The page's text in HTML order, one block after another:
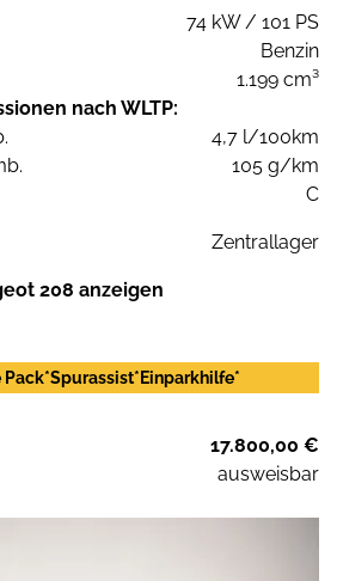
74 kW / 101 PS
Benzin
1.199 cm³
nach WLTP:
4,7 l/100km
105 g/km
C
Zentrallager
208 anzeigen
Pack*Spurassist*Einparkhilfe*
17.800,00 €
ausweisbar